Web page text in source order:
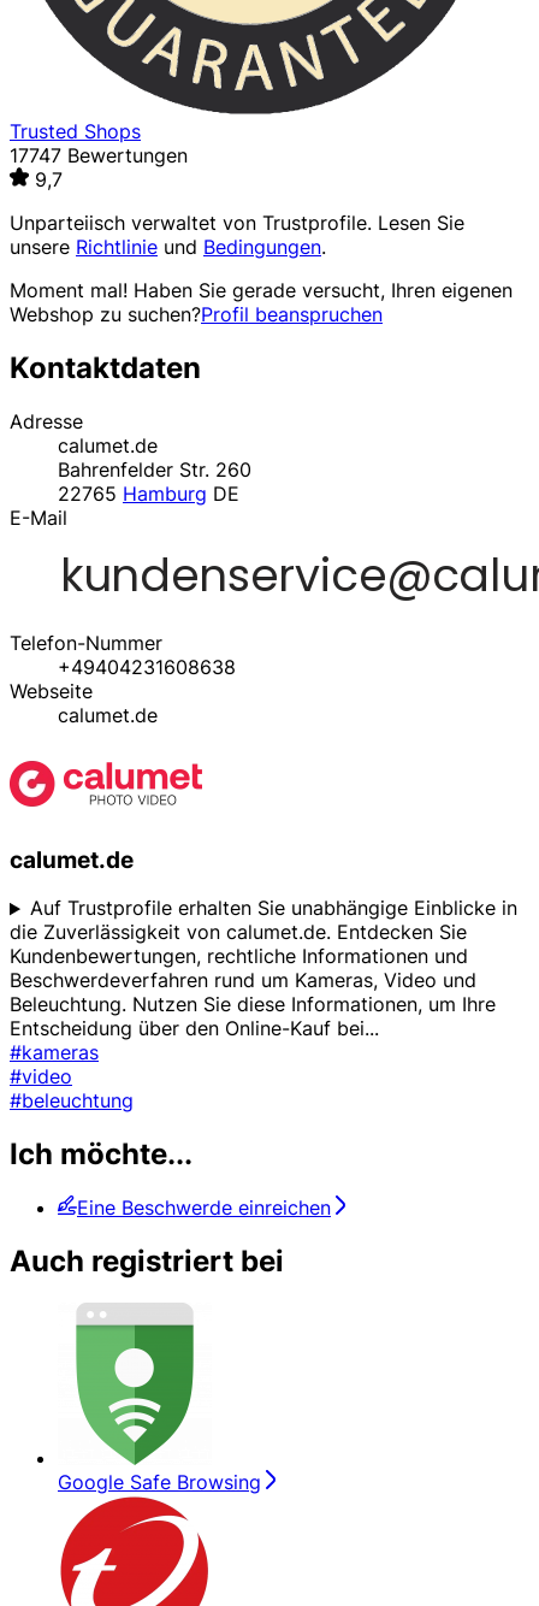
Trusted Shops
17747 Bewertungen
9,7
Unparteiisch verwaltet von Trustprofile. Lesen Sie
unsere Richtlinie und Bedingungen.
Moment mal! Haben Sie gerade versucht, Ihren eigenen
Webshop zu suchen?Profil beanspruchen
Kontaktdaten
Adresse
calumet.de
Bahrenfelder Str. 260
22765 Hamburg DE
E-Mail
Telefon-Nummer
+49404231608638
Webseite
calumet.de
calumet.de
Auf Trustprofile erhalten Sie unabhängige Einblicke in
die Zuverlässigkeit von calumet.de. Entdecken Sie
Kundenbewertungen, rechtliche Informationen und
Beschwerdeverfahren rund um Kameras, Video und
Beleuchtung. Nutzen Sie diese Informationen, um Ihre
Entscheidung über den Online-Kauf bei...
#kameras
#video
#beleuchtung
Ich möchte...
Eine Beschwerde einreichen
Auch registriert bei
Google Safe Browsing